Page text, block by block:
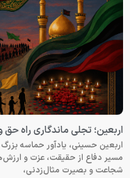
اربعین؛ تجلی ماندگاری راه حق و
اربعین حسینی، یادآور حماسه
مسیر دفاع از حقیقت، عزت و
شجاعت و بصیرت مثال‌زدنی،